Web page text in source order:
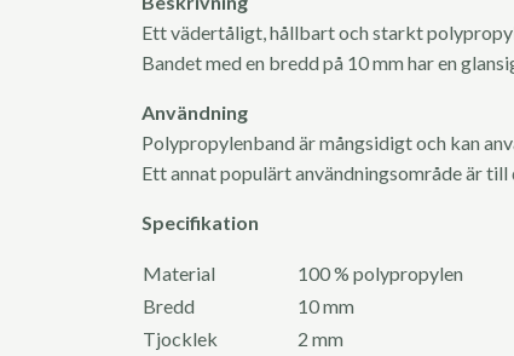
Ett vädertåligt, hållbart och starkt
Bandet med en bredd på 10 mm har en
Användning
Polypropylenband är mångsidigt och kan
Ett annat populärt användningsområde är
Specifikation
Material
100 % polypropylen
Bredd
10 mm
Tjocklek
2 mm